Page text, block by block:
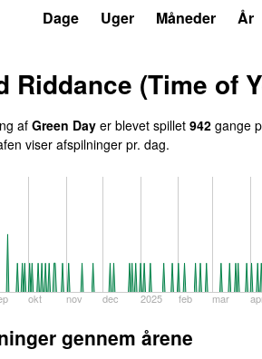
Dage Uger Måneder År
Riddance (Time of
afGreen Day er blevet spillet 942 gange
viser afspilninger pr. dag.
okt nov dec 2025 feb mar
gennem årene